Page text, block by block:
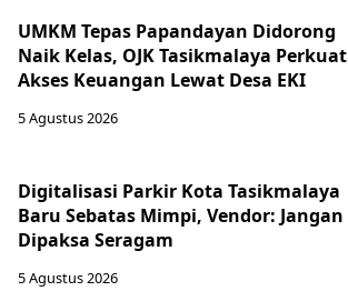
UMKM Tepas Papandayan Didorong
Naik Kelas, OJK Tasikmalaya Perkuat
Akses Keuangan Lewat Desa EKI
5 Agustus 2026
Digitalisasi Parkir Kota Tasikmalaya
Baru Sebatas Mimpi, Vendor: Jangan
Dipaksa Seragam
5 Agustus 2026